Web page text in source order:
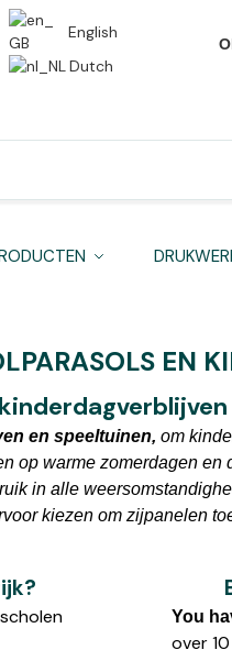
English
Dutch
EN
en speeltuinen, om
op warme zomerdagen
in alle
kiezen om zijpanelen
You
over